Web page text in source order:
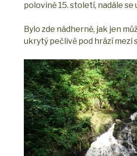
polovině 15. století, nadále
Bylo zde nádherně, jak jen
ukrytý pečlivě pod hrází mezi